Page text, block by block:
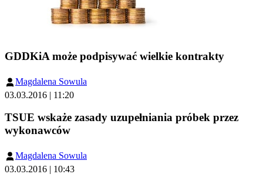
GDDKiA może podpisywać wielkie kontrakty
Magdalena Sowula
03.03.2016 | 11:20
TSUE wskaże zasady uzupełniania próbek przez
wykonawców
Magdalena Sowula
03.03.2016 | 10:43